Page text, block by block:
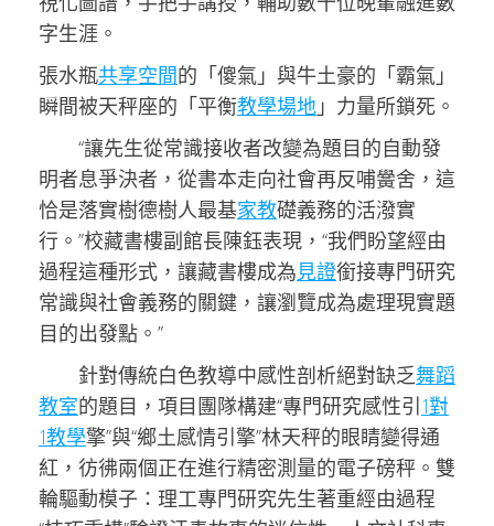
字生涯。
張水瓶共享空間的「傻氣」與牛土豪的「霸氣」
瞬間被天秤座的「平衡教學場地 」力量所鎖死。
“讓先生從常識接收者改變為題目的自動發
明者息爭決者，從書本走向社會再反哺黌舍，這
恰是落實樹德樹人最基家教礎義務的活潑實
行。”校藏書樓副館長陳鈺表現，“我們盼望經由
過程這種形式，讓藏書樓成為見證銜接專門研究
常識與社會義務的關鍵，讓瀏覽成為處理現實題
目的出發點。”
針對傳統白色教導中感性剖析絕對缺乏舞蹈
教室的題目，項目團隊構建“專門研究感性引1對
1教學擎”與“鄉土感情引擎”林天秤的眼睛變得通
紅，彷彿兩個正在進行精密測量的電子磅秤。雙
輪驅動模子：理工專門研究先生著重經由過程